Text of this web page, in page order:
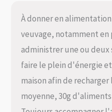
À donner en
veuvage, notamment en
administrer une ou deux
faire le plein d'énergie
maison afin de recharger
moyenne, 30g